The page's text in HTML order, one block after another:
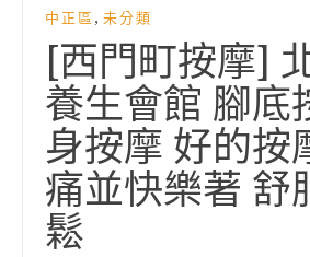
中正區 , 未分類
[西門町按摩]
養生會館 腳底
身按摩 好的按
痛並快樂著 舒
鬆